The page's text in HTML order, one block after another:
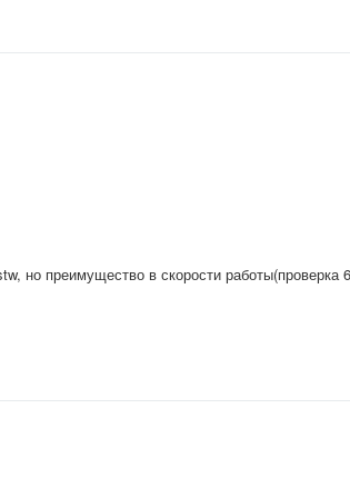
но преимущество в скорости работы(проверка